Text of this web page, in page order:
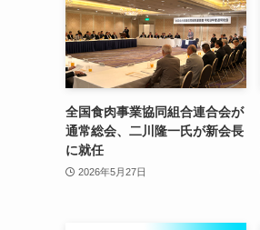
全国食肉事業協同組合連合会が
通常総会、二川隆一氏が新会長
に就任
2026年5月27日